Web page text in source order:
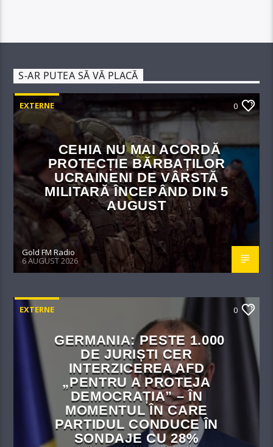
S-AR PUTEA SĂ VĂ PLACĂ
EXTERNE 0
CEHIA NU MAI ACORDĂ
PROTECȚIE BĂRBAȚILOR
UCRAINENI DE VÂRSTĂ
MILITARĂ ÎNCEPÂND DIN 5
AUGUST
Gold FM Radio
6 AUGUST 2026
EXTERNE 0
GERMANIA: PESTE 1.000
DE JURIȘTI CER
INTERZICEREA AFD
„PENTRU A PROTEJA
DEMOCRAȚIA” – ÎN
MOMENTUL ÎN CARE
PARTIDUL CONDUCE ÎN
SONDAJE CU 28%